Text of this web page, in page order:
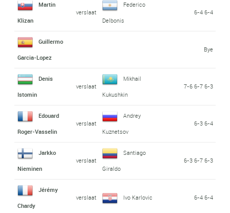
Martin
Klizan
verslaat
Federico
Delbonis
6-4 6-4
Guillermo
Garcia-Lopez
Bye
Denis
Istomin
verslaat
Mikhail
Kukushkin
7-6 6-7 6-3
Edouard
Roger-Vasselin
verslaat
Andrey
Kuznetsov
6-3 6-4
Jarkko
Nieminen
verslaat
Santiago
Giraldo
6-3 6-7 6-3
Jérémy
Chardy
verslaat Ivo Karlovic 6-4 6-4